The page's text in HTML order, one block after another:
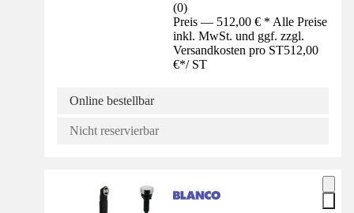
(0)
Preis — 512,00 € * Alle Preise
inkl. MwSt. und ggf. zzgl.
Versandkosten pro ST512,00
€*/ ST
Online bestellbar
Nicht reservierbar